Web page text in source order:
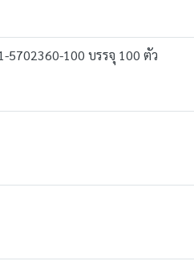
5702360-100 บรรจุ 100 ตัว